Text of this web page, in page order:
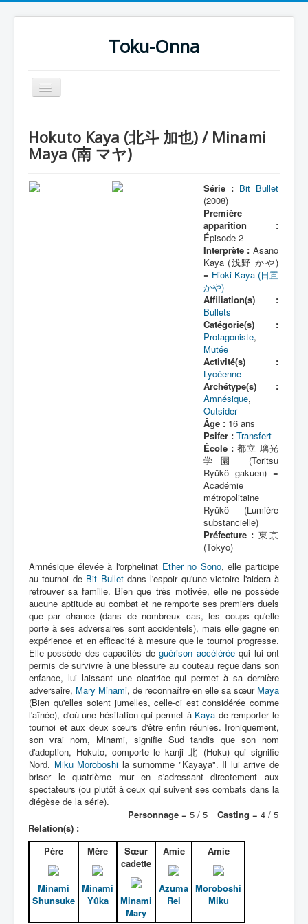
Toku-Onna
Basculer
la
Toku-Actrices
Séries
Bit Bullet (ビット バレット)
Bullets
XOR Corporation
Entourage
Déguisements
_
[]
_
Généralités
Membres
Contact
Accessoires
Armes
Psifers
Attaques
Hokuto Kaya (北斗 加也) / Minami
Maya (南 マヤ)
Série : Bit Bullet
(2008)
Première
apparition :
Épisode 2
Interprète : Asano
Kaya (浅野 かや)
= Hioki Kaya (日置
かや)
Affiliation(s) :
Bullets
Catégorie(s) :
Protagoniste,
Mutée
Activité(s) :
Lycéenne
Archétype(s) :
Amnésique,
Outsider
Âge :16 ans
Psifer : Transfert
École :都立 璃光
学園 (Toritsu
Ryûkô gakuen) =
Académie
métropolitaine
Ryûkô (Lumière
substancielle)
Préfecture : 東京
(Tokyo)
Amnésique élevée à l'orphelinat Ether no Sono, elle participe
au tournoi de Bit Bulletdans l'espoir qu'une victoire l'aidera à
retrouver sa famille. Bien que très motivée, elle ne possède
aucune aptitude au combat et ne remporte ses premiers duels
que par chance (dans de nombreux cas, les coups qu'elle
porte à ses adversaires sont accidentels), mais elle gagne en
expérience et en efficacité à mesure que le tournoi progresse.
Elle possède des capacités deguérison accéléréequi lui ont
permis de survivre à une blessure au couteau reçue dans son
enfance, lui laissant une cicatrice qui permet à sa dernière
adversaire, Mary Minami, de reconnaître en elle sa sœur Maya
(Bien qu'elles soient jumelles, celle-ci est considérée comme
l'aînée), d'où une hésitation qui permet à Kaya de remporter le
tournoi et aux deux sœurs d'être enfin réunies. Ironiquement,
son vrai nom, Minami, signifie Sud tandis que son nom
d'adoption, Hokuto, comporte le kanji 北 (Hoku) qui signifie
Nord. Miku Moroboshi la surnomme "Kayaya". Il lui arrive de
briser le quatrième mur en s'adressant directement aux
spectateurs (ou plutôt à ceux qui suivent ses combats dans la
diégèse de la série).
Personnage = 5 / 5 Casting = 4 / 5
Relation(s) :
Père
Minami
Shunsuke
Mère
Minami
Yûka
Sœur
cadette
Minami
Mary
Amie
Azuma
Rei
Amie
Moroboshi
Miku